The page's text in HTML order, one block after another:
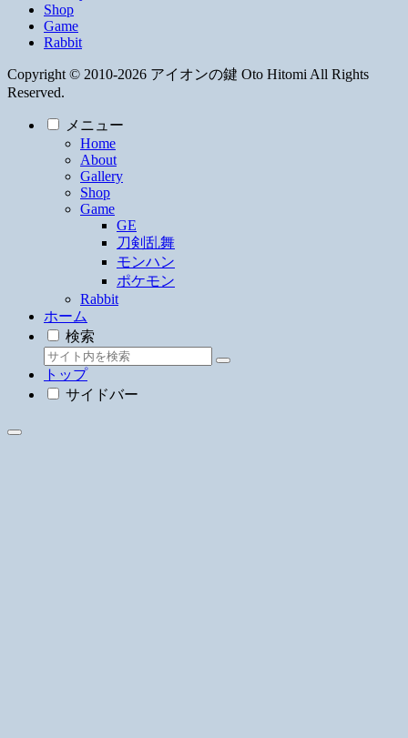
Shop
Game
Rabbit
Copyright © 2010-2026 アイオンの鍵 Oto Hitomi All Rights
Reserved.
メニュー
Home
About
Gallery
Shop
Game
GE
刀剣乱舞
モンハン
ポケモン
Rabbit
ホーム
検索
トップ
サイドバー